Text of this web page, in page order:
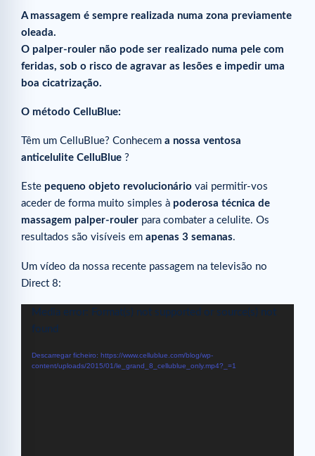
A massagem é sempre realizada numa zona previamente
oleada.
O palper-rouler não pode ser realizado numa pele com
feridas, sob o risco de agravar as lesões e impedir uma
boa cicatrização.
O método CelluBlue:
Têm um CelluBlue? Conhecem a nossa ventosa
anticelulite CelluBlue ?
Este pequeno objeto revolucionário vai permitir-vos
aceder de forma muito simples à poderosa técnica de
massagem palper-rouler para combater a celulite. Os
resultados são visíveis em apenas 3 semanas.
Um vídeo da nossa recente passagem na televisão no
Direct 8:
Reprodutor
Media error: Format(s) not supported or source(s) not
found
Descarregar ficheiro: https://www.cellublue.com/blog/wp-
content/uploads/2015/01/le_grand_8_cellublue_only.mp4?_=1